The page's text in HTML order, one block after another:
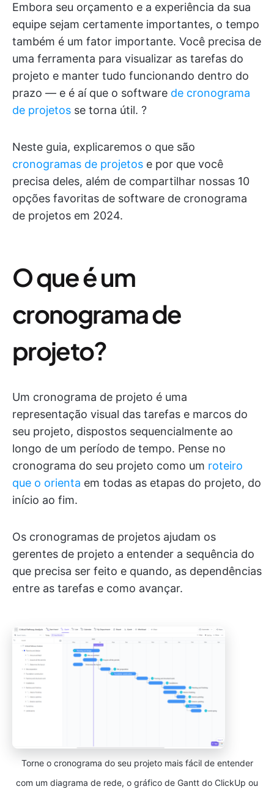
Embora seu orçamento e a experiência da sua
equipe sejam certamente importantes, o tempo
também é um fator importante. Você precisa de
uma ferramenta para visualizar as tarefas do
projeto e manter tudo funcionando dentro do
prazo — e é aí que o software de cronograma
de projetos se torna útil. ?️
Neste guia, explicaremos o que são
cronogramas de projetos e por que você
precisa deles, além de compartilhar nossas 10
opções favoritas de software de cronograma
de projetos em 2024.
O que é um
cronograma de
projeto?
Um cronograma de projeto é uma
representação visual das tarefas e marcos do
seu projeto, dispostos sequencialmente ao
longo de um período de tempo. Pense no
cronograma do seu projeto como um roteiro
que o orienta em todas as etapas do projeto, do
início ao fim.
Os cronogramas de projetos ajudam os
gerentes de projeto a entender a sequência do
que precisa ser feito e quando, as dependências
entre as tarefas e como avançar.
Torne o cronograma do seu projeto mais fácil de entender
com um diagrama de rede, o gráfico de Gantt do ClickUp ou